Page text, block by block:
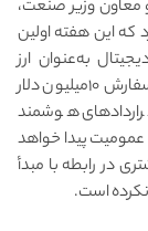
معاون وزیر صنعت،
که این هفته اولین
به‌عنوان ارز
مبادله‌ای انجام شد. به گفته پیمان پاک، ارزش این سفارش ۱۰میلیون دلار
هوشمند
پیدا خواهد
در رابطه با مبدأ
نکرده است.